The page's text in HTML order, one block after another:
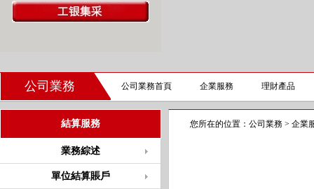
公司業務 公司業務首頁 企業服務 理財產品
結算服務
業務綜述
單位結算賬戶
您所在的位置： 公司業務 > 企業